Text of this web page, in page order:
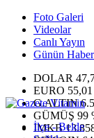
Foto Galeri
Videolar
Canlı Yayın
Günün
DOLAR
EURO 55,01
G.ALTIN
GÜMÜŞ 99
IMKB
İlçe - Belde